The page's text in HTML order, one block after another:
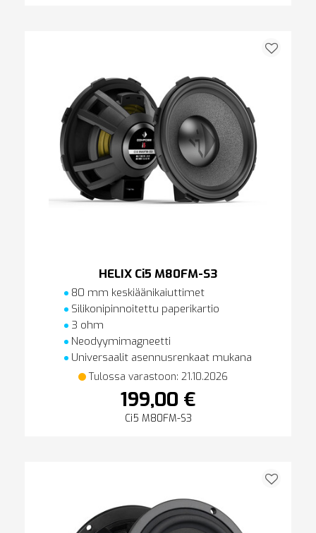
HELIX Ci5 M80FM-S3
80 mm keskiäänikaiuttimet
Silikonipinnoitettu paperikartio
3 ohm
Neodyymimagneetti
Universaalit asennusrenkaat mukana
Tulossa varastoon: 21.10.2026
199,00 €
Ci5 M80FM-S3